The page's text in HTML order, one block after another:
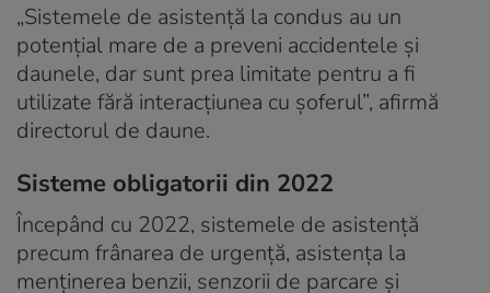
„Sistemele de asistență la condus au un
potențial mare de a preveni accidentele și
daunele, dar sunt prea limitate pentru a fi
utilizate fără interacțiunea cu șoferul”, afirmă
directorul de daune.
Sisteme obligatorii din 2022
Începând cu 2022, sistemele de asistență
precum frânarea de urgență, asistența la
menținerea benzii, senzorii de parcare și